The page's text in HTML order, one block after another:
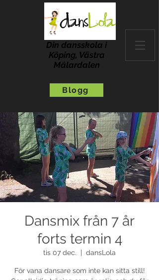
Din dansskola i
Köping, Västra
Mälardalen
Blogg
Dansmix från 7 år
forts termin 4
tis 07 dec. dansLola
För vana dansare som inte kan sitta still!